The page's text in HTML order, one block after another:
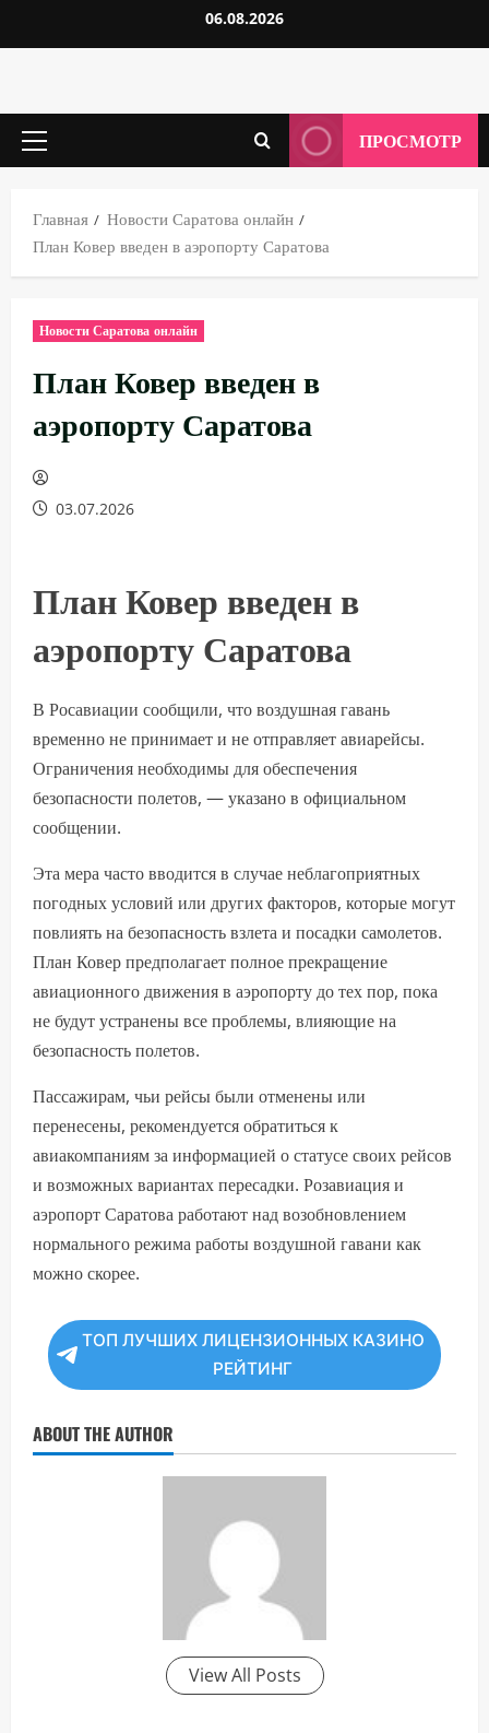
к
06.08.2026
Основное
ПРОСМОТР
Главная
Новости Саратова онлайн
План Ковер введен в аэропорту Саратова
Новости Саратова онлайн
План Ковер введен в
аэропорту Саратова
03.07.2026
План Ковер введен в
аэропорту Саратова
В Росавиации сообщили, что воздушная гавань
временно не принимает и не отправляет авиарейсы.
Ограничения необходимы для обеспечения
безопасности полетов, — указано в официальном
сообщении.
Эта мера часто вводится в случае неблагоприятных
погодных условий или других факторов, которые могут
повлиять на безопасность взлета и посадки самолетов.
План Ковер предполагает полное прекращение
авиационного движения в аэропорту до тех пор, пока
не будут устранены все проблемы, влияющие на
безопасность полетов.
Пассажирам, чьи рейсы были отменены или
перенесены, рекомендуется обратиться к
авиакомпаниям за информацией о статусе своих рейсов
и возможных вариантах пересадки. Розавиация и
аэропорт Саратова работают над возобновлением
нормального режима работы воздушной гавани как
можно скорее.
ТОП ЛУЧШИХ ЛИЦЕНЗИОННЫХ КАЗИНО
РЕЙТИНГ
ABOUT THE AUTHOR
View All Posts